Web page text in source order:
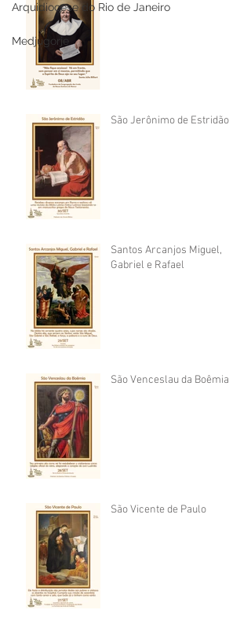
Arquidiocese do Rio de Janeiro
Medjugorje
São Jerônimo de Estridão
Santos Arcanjos Miguel,
Gabriel e Rafael
São Venceslau da Boêmia
São Vicente de Paulo